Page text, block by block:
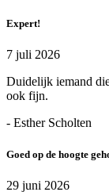
Expert!
7 juli 2026
Duidelijk iemand
ook fijn.
- Esther Scholten
Goed op de hoogte
29 juni 2026